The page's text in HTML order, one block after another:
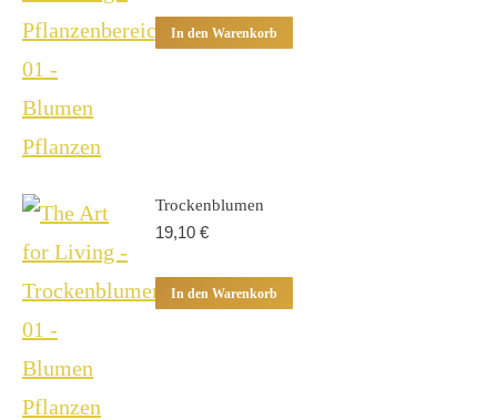
In den Warenkorb
Trockenblumen
19,10 €
In den Warenkorb